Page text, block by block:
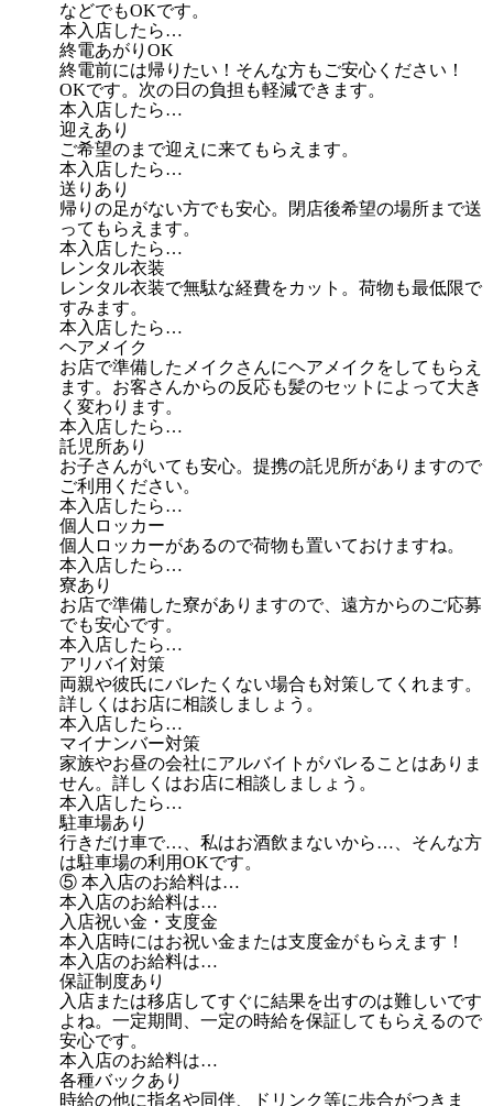
などでもOKです。
本入店したら…
終電あがりOK
終電前には帰りたい！そんな方もご安心ください！
OKです。次の日の負担も軽減できます。
本入店したら…
迎えあり
ご希望のまで迎えに来てもらえます。
本入店したら…
送りあり
帰りの足がない方でも安心。閉店後希望の場所まで送
ってもらえます。
本入店したら…
レンタル衣装
レンタル衣装で無駄な経費をカット。荷物も最低限で
すみます。
本入店したら…
ヘアメイク
お店で準備したメイクさんにヘアメイクをしてもらえ
ます。お客さんからの反応も髪のセットによって大き
く変わります。
本入店したら…
託児所あり
お子さんがいても安心。提携の託児所がありますので
ご利用ください。
本入店したら…
個人ロッカー
個人ロッカーがあるので荷物も置いておけますね。
本入店したら…
寮あり
お店で準備した寮がありますので、遠方からのご応募
でも安心です。
本入店したら…
アリバイ対策
両親や彼氏にバレたくない場合も対策してくれます。
詳しくはお店に相談しましょう。
本入店したら…
マイナンバー対策
家族やお昼の会社にアルバイトがバレることはありま
せん。詳しくはお店に相談しましょう。
本入店したら…
駐車場あり
行きだけ車で…、私はお酒飲まないから…、そんな方
は駐車場の利用OKです。
⑤ 本入店のお給料は…
本入店のお給料は…
入店祝い金・支度金
本入店時にはお祝い金または支度金がもらえます！
本入店のお給料は…
保証制度あり
入店または移店してすぐに結果を出すのは難しいです
よね。一定期間、一定の時給を保証してもらえるので
安心です。
本入店のお給料は…
各種バックあり
時給の他に指名や同伴、ドリンク等に歩合がつきま